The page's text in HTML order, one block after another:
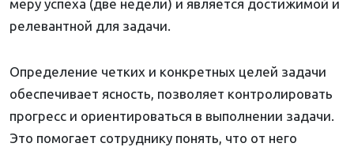
меру успеха (две недели) и является достижимой и
релевантной для задачи.
Определение четких и конкретных целей задачи
обеспечивает ясность, позволяет контролировать
прогресс и ориентироваться в выполнении задачи.
Это помогает сотруднику понять, что от него